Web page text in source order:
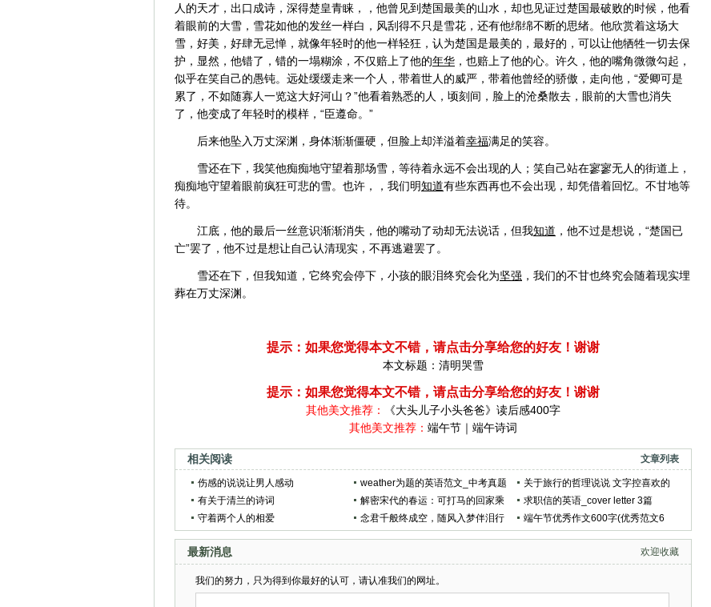
人的天才，出口成诗，深得楚皇青睐，，他曾见到楚国最美的山水，却也见证过楚国最破败的时候，他看
着眼前的大雪，雪花如他的发丝一样白，风刮得不只是雪花，还有他绵绵不断的思绪。他欣赏着这场大
雪，好美，好肆无忌惮，就像年轻时的他一样轻狂，认为楚国是最美的，最好的，可以让他牺牲一切去保
护，显然，他错了，错的一塌糊涂，不仅赔上了他的年华 ，也赔上了他的心。许久，他的嘴角微微勾起，
似乎在笑自己的愚钝。远处缓缓走来一个人，带着世人的威严，带着他曾经的骄傲，走向他，“爱卿可是
累了，不如随寡人一览这大好河山？”他看着熟悉的人，顷刻间，脸上的沧桑散去，眼前的大雪也消失
了，他变成了年轻时的模样，“臣遵命。”
后来他坠入万丈深渊，身体渐渐僵硬，但脸上却洋溢着幸福满足的笑容。
雪还在下，我笑他痴痴地守望着那场雪，等待着永远不会出现的人；笑自己站在寥寥无人的街道上，
痴痴地守望着眼前疯狂可悲的雪。也许，，我们明知道有些东西再也不会出现，却凭借着回忆。不甘地等
待。
江底，他的最后一丝意识渐渐消失，他的嘴动了动却无法说话，但我知道 ，他不过是想说，“楚国已
亡”罢了，他不过是想让自己认清现实，不再逃避罢了。
雪还在下，但我知道，它终究会停下，小孩的眼泪终究会化为坚强 ，我们的不甘也终究会随着现实埋
葬在万丈深渊。
提示：如果您觉得本文不错，请点击分享给您的好友！谢谢
本文标题： 清明哭雪
提示：如果您觉得本文不错，请点击分享给您的好友！谢谢
其他美文推荐：
《大头儿子小头爸爸》读后感400字
其他美文推荐： 端午节｜端午诗词
相关阅读 文章列表
伤感的说说让男人感动
weather为题的英语范文_中考真题
英语作文5篇
关于旅行的哲理说说 文字控喜欢的
文艺句子
有关于清兰的诗词
解密宋代的春运：可打马的回家乘
客车很时兴
求职信的英语_cover letter 3篇
守着两个人的相爱
念君千般终成空，随风入梦伴泪行
端午节优秀作文600字(优秀范文6
最新消息 欢迎收藏
我们的努力，只为得到你最好的认可，请认准我们的网址。